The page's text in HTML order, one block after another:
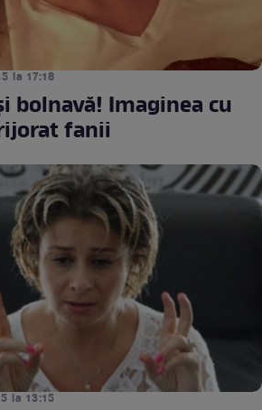
la 17:18
bolnavă! Imaginea cu
fanii
la 13:15